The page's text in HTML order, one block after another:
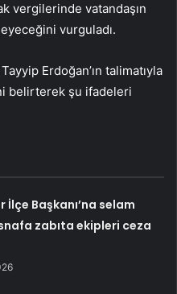
vergilerinde vatandaşın
vurguladı.
Erdoğan’ın talimatıyla
belirterek şu ifadeleri
İlçe Başkanı’na selam
zabıta ekipleri ceza